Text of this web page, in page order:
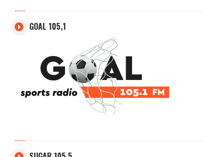
GOAL 105,1